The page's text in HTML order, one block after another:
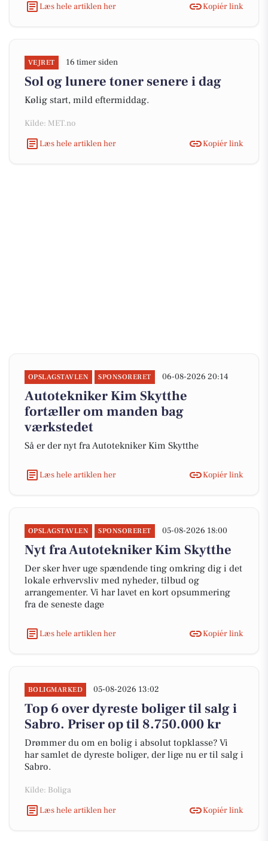
Læs hele artiklen her
Kopiér link
VEJRET 16 timer siden
Sol og lunere toner senere i dag
Kølig start, mild eftermiddag.
Kilde: MET.no
Læs hele artiklen her
Kopiér link
OPSLAGSTAVLEN SPONSORERET 06-08-2026 20:14
Autotekniker Kim Skytthe
fortæller om manden bag
værkstedet
Så er der nyt fra Autotekniker Kim Skytthe
Læs hele artiklen her Kopiér link
OPSLAGSTAVLEN SPONSORERET 05-08-2026 18:00
Nyt fra Autotekniker Kim Skytthe
Der sker hver uge spændende ting omkring dig i det
lokale erhvervsliv med nyheder, tilbud og
arrangementer. Vi har lavet en kort opsummering
fra de seneste dage
Læs hele artiklen her Kopiér link
BOLIGMARKED 05-08-2026 13:02
Top 6 over dyreste boliger til salg i
Sabro. Priser op til 8.750.000 kr
Drømmer du om en bolig i absolut topklasse? Vi
har samlet de dyreste boliger, der lige nu er til salg i
Sabro.
Kilde: Boliga
Læs hele artiklen her
Kopiér link